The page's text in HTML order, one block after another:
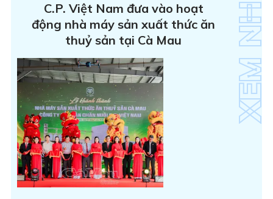
C.P. Việt Nam đưa vào hoạt
động nhà máy sản xuất thức ăn
thuỷ sản tại Cà Mau